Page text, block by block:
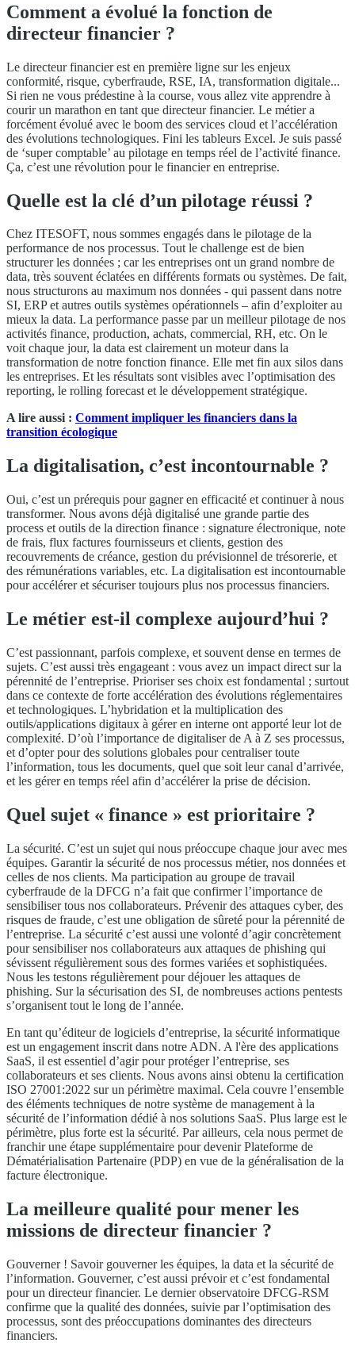
Comment a évolué la fonction de
directeur financier ?
Le directeur financier est en première ligne sur les enjeux
conformité, risque, cyberfraude, RSE, IA, transformation digitale...
Si rien ne vous prédestine à la course, vous allez vite apprendre à
courir un marathon en tant que directeur financier. Le métier a
forcément évolué avec le boom des services cloud et l’accélération
des évolutions technologiques. Fini les tableurs Excel. Je suis passé
de ‘super comptable’ au pilotage en temps réel de l’activité finance.
Ça, c’est une révolution pour le financier en entreprise.
Quelle est la clé d’un pilotage réussi ?
Chez ITESOFT, nous sommes engagés dans le pilotage de la
performance de nos processus. Tout le challenge est de bien
structurer les données ; car les entreprises ont un grand nombre de
data, très souvent éclatées en différents formats ou systèmes. De fait,
nous structurons au maximum nos données - qui passent dans notre
SI, ERP et autres outils systèmes opérationnels – afin d’exploiter au
mieux la data. La performance passe par un meilleur pilotage de nos
activités finance, production, achats, commercial, RH, etc. On le
voit chaque jour, la data est clairement un moteur dans la
transformation de notre fonction finance. Elle met fin aux silos dans
les entreprises. Et les résultats sont visibles avec l’optimisation des
reporting, le rolling forecast et le développement stratégique.
A lire aussi : Comment impliquer les financiers dans la
transition écologique
La digitalisation, c’est incontournable ?
Oui, c’est un prérequis pour gagner en efficacité et continuer à nous
transformer. Nous avons déjà digitalisé une grande partie des
process et outils de la direction finance : signature électronique, note
de frais, flux factures fournisseurs et clients, gestion des
recouvrements de créance, gestion du prévisionnel de trésorerie, et
des rémunérations variables, etc. La digitalisation est incontournable
pour accélérer et sécuriser toujours plus nos processus financiers.
Le métier est-il complexe aujourd’hui ?
C’est passionnant, parfois complexe, et souvent dense en termes de
sujets. C’est aussi très engageant : vous avez un impact direct sur la
pérennité de l’entreprise. Prioriser ses choix est fondamental ; surtout
dans ce contexte de forte accélération des évolutions réglementaires
et technologiques. L’hybridation et la multiplication des
outils/applications digitaux à gérer en interne ont apporté leur lot de
complexité. D’où l’importance de digitaliser de A à Z ses processus,
et d’opter pour des solutions globales pour centraliser toute
l’information, tous les documents, quel que soit leur canal d’arrivée,
et les gérer en temps réel afin d’accélérer la prise de décision.
Quel sujet « finance » est prioritaire ?
La sécurité. C’est un sujet qui nous préoccupe chaque jour avec mes
équipes. Garantir la sécurité de nos processus métier, nos données et
celles de nos clients. Ma participation au groupe de travail
cyberfraude de la DFCG n’a fait que confirmer l’importance de
sensibiliser tous nos collaborateurs. Prévenir des attaques cyber, des
risques de fraude, c’est une obligation de sûreté pour la pérennité de
l’entreprise. La sécurité c’est aussi une volonté d’agir concrètement
pour sensibiliser nos collaborateurs aux attaques de phishing qui
sévissent régulièrement sous des formes variées et sophistiquées.
Nous les testons régulièrement pour déjouer les attaques de
phishing. Sur la sécurisation des SI, de nombreuses actions pentests
s’organisent tout le long de l’année.
En tant qu’éditeur de logiciels d’entreprise, la sécurité informatique
est un engagement inscrit dans notre ADN. A l'ère des applications
SaaS, il est essentiel d’agir pour protéger l’entreprise, ses
collaborateurs et ses clients. Nous avons ainsi obtenu la certification
ISO 27001:2022 sur un périmètre maximal. Cela couvre l’ensemble
des éléments techniques de notre système de management à la
sécurité de l’information dédié à nos solutions SaaS. Plus large est le
périmètre, plus forte est la sécurité. Par ailleurs, cela nous permet de
franchir une étape supplémentaire pour devenir Plateforme de
Dématérialisation Partenaire (PDP) en vue de la généralisation de la
facture électronique.
La meilleure qualité pour mener les
missions de directeur financier ?
Gouverner ! Savoir gouverner les équipes, la data et la sécurité de
l’information. Gouverner, c’est aussi prévoir et c’est fondamental
pour un directeur financier. Le dernier observatoire DFCG-RSM
confirme que la qualité des données, suivie par l’optimisation des
processus, sont des préoccupations dominantes des directeurs
financiers.